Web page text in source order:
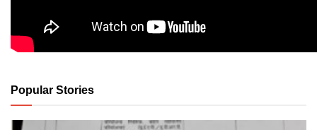
Popular Stories